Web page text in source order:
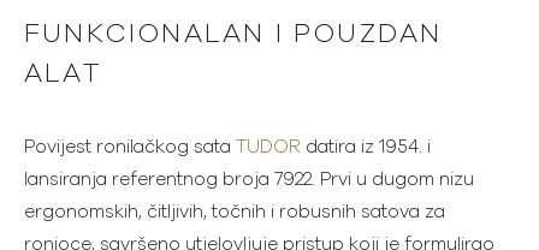
FUNKCIONALAN I POUZDAN
ALAT
Povijest ronilačkog sata TUDOR datira iz 1954. i
lansiranja referentnog broja 7922. Prvi u dugom nizu
ergonomskih, čitljivih, točnih i robusnih satova za
ronioce, savršeno utjelovljuje pristup koji je formulirao